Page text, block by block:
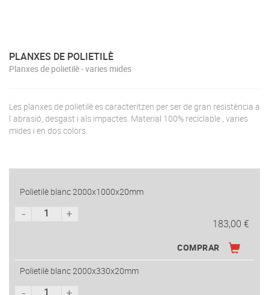
PLANXES DE POLIETILÈ
Planxes de polietilè - varies mides
Les planxes de polietilè es caracteritzen per ser de gran resistència a
l´abrasió, desgast i als impactes. Material 100% reciclable , varies
mides i en dos colors.
Polietilè blanc 2000x1000x20mm
183,00 €
COMPRAR
Polietilè blanc 2000x330x20mm